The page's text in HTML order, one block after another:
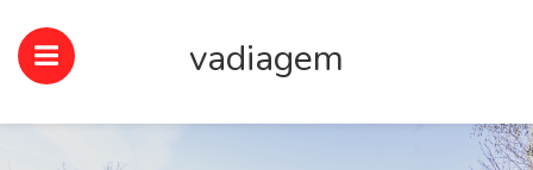
vadiagem